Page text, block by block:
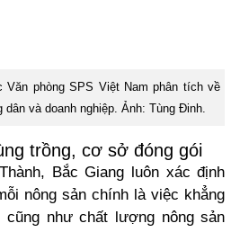
Văn phòng SPS Việt Nam phân tích về
dân và doanh nghiệp. Ảnh: Tùng Đinh.
trồng, cơ sở đóng gói
Bắc Giang luôn xác định
nông sản chính là việc khẳng
như chất lượng nông sản